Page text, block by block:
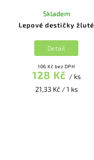
Lepové destičky žluté
Skladem
106 Kč bez DPH
128 Kč / ks
21,33 Kč / 1 ks
Detail